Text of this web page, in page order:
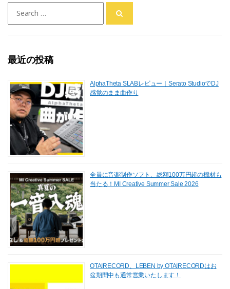
for:
最近の投稿
AlphaTheta SLABレビュー｜Serato StudioでDJ
感覚のまま曲作り
全員に音楽制作ソフト、総額100万円超の機材も
当たる！MI Creative Summer Sale 2026
OTAIRECORD、LEBEN by OTAIRECORDはお
盆期間中も通常営業いたします！